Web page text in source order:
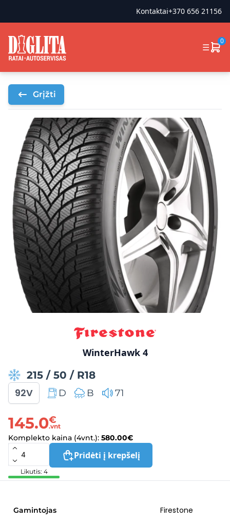
Kontaktai+370 656 21156
☰
0
Grįžti
WinterHawk 4
215 / 50 / R18
92V D B 71
145.0€
.vnt
Komplekto kaina (4vnt.): 580.00€
Pridėti į krepšelį
Likutis: 4
Gamintojas Firestone